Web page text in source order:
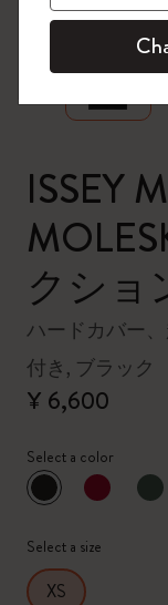
ISSEY
クショ
ハードカバー
付き, ブラック
¥ 6,600
Select a color
選択済
*選択したカ
Select a size
XS